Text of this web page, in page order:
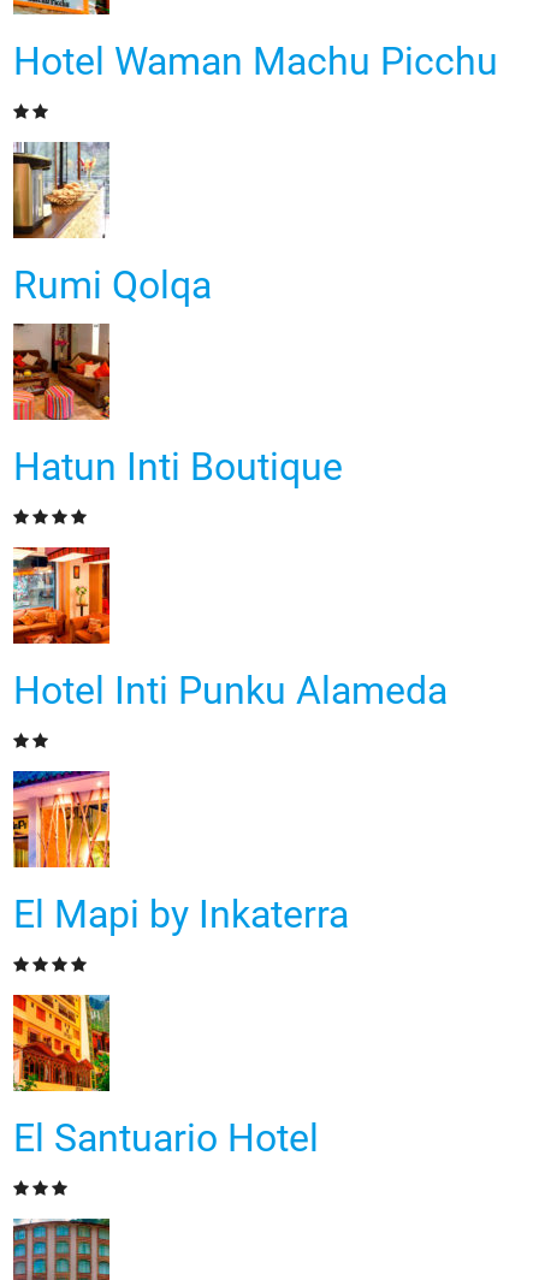
Hotel Waman Machu Picchu
Rumi Qolqa
Hatun Inti Boutique
Hotel Inti Punku Alameda
El Mapi by Inkaterra
El Santuario Hotel